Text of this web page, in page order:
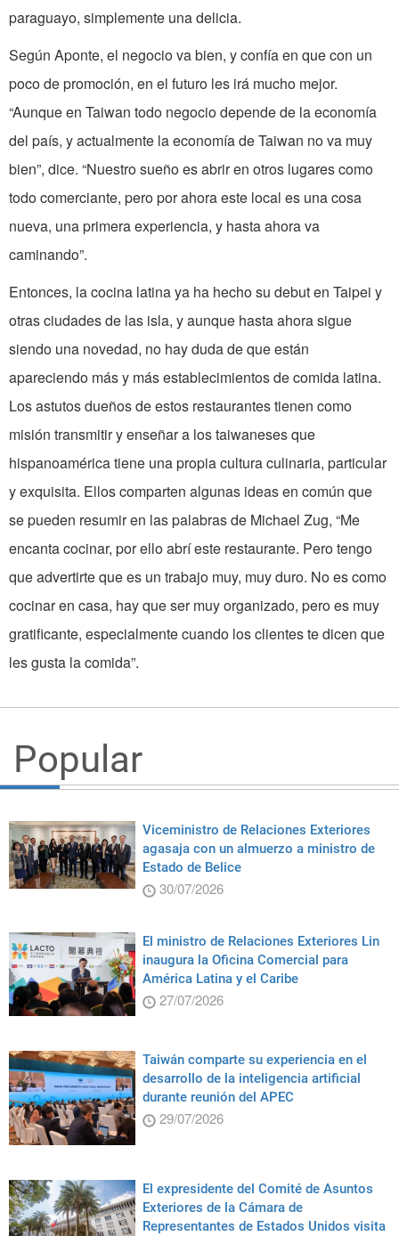
paraguayo, simplemente una delicia.
Según Aponte, el negocio va bien, y confía en que con un
poco de promoción, en el futuro les irá mucho mejor.
“Aunque en Taiwan todo negocio depende de la economía
del país, y actualmente la economía de Taiwan no va muy
bien”, dice. “Nuestro sueño es abrir en otros lugares como
todo comerciante, pero por ahora este local es una cosa
nueva, una primera experiencia, y hasta ahora va
caminando”.
Entonces, la cocina latina ya ha hecho su debut en Taipei y
otras ciudades de las isla, y aunque hasta ahora sigue
siendo una novedad, no hay duda de que están
apareciendo más y más establecimientos de comida latina.
Los astutos dueños de estos restaurantes tienen como
misión transmitir y enseñar a los taiwaneses que
hispanoamérica tiene una propia cultura culinaria, particular
y exquisita. Ellos comparten algunas ideas en común que
se pueden resumir en las palabras de Michael Zug, “Me
encanta cocinar, por ello abrí este restaurante. Pero tengo
que advertirte que es un trabajo muy, muy duro. No es como
cocinar en casa, hay que ser muy organizado, pero es muy
gratificante, especialmente cuando los clientes te dicen que
les gusta la comida”.
Popular
Viceministro de Relaciones Exteriores
agasaja con un almuerzo a ministro de
Estado de Belice
30/07/2026
El ministro de Relaciones Exteriores Lin
inaugura la Oficina Comercial para
América Latina y el Caribe
27/07/2026
Taiwán comparte su experiencia en el
desarrollo de la inteligencia artificial
durante reunión del APEC
29/07/2026
El expresidente del Comité de Asuntos
Exteriores de la Cámara de
Representantes de Estados Unidos visita